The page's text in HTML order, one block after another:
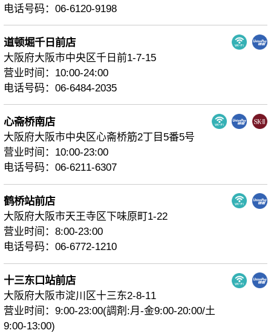
电话号码：06-6120-9198
道顿堀千日前店
大阪府大阪市中央区千日前1-7-15
营业时间：10:00-24:00
电话号码：06-6484-2035
心斋桥南店
大阪府大阪市中央区心斋桥筋2丁目5番5号
营业时间：10:00-23:00
电话号码：06-6211-6307
鹤桥站前店
大阪府大阪市天王寺区下味原町1-22
营业时间：8:00-23:00
电话号码：06-6772-1210
十三东口站前店
大阪府大阪市淀川区十三东2-8-11
营业时间：9:00-23:00(調剤:月-金9:00-20:00/土
9:00-13:00)